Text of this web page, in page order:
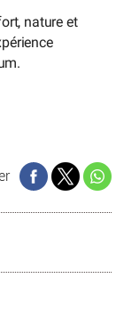
nature et